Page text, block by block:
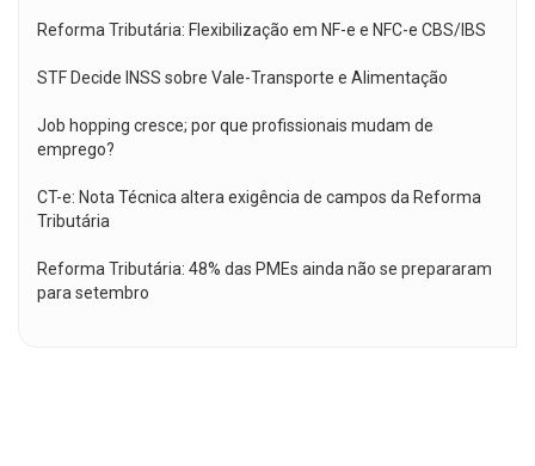
Reforma Tributária: Flexibilização em NF-e e NFC-e CBS/IBS
STF Decide INSS sobre Vale-Transporte e Alimentação
Job hopping cresce; por que profissionais mudam de
emprego?
CT-e: Nota Técnica altera exigência de campos da Reforma
Tributária
Reforma Tributária: 48% das PMEs ainda não se prepararam
para setembro